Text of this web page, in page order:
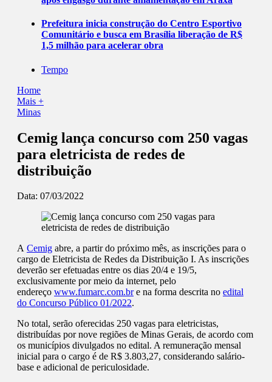
Prefeitura inicia construção do Centro Esportivo
Comunitário e busca em Brasília liberação de R$
1,5 milhão para acelerar obra
Tempo
Home
Mais +
Minas
Cemig lança concurso com 250 vagas
para eletricista de redes de
distribuição
Data: 07/03/2022
A Cemig abre, a partir do próximo mês, as inscrições para o
cargo de Eletricista de Redes da Distribuição I. As inscrições
deverão ser efetuadas entre os dias 20/4 e 19/5,
exclusivamente por meio da internet, pelo
endereço www.fumarc.com.bre na forma descrita no edital
do Concurso Público 01/2022.
No total, serão oferecidas 250 vagas para eletricistas,
distribuídas por nove regiões de Minas Gerais, de acordo com
os municípios divulgados no edital. A remuneração mensal
inicial para o cargo é de R$ 3.803,27, considerando salário-
base e adicional de periculosidade.